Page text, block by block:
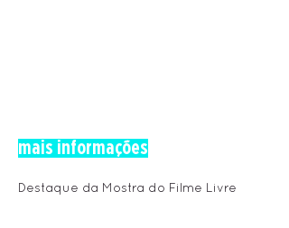
mais informações
Destaque da Mostra do Filme Livre